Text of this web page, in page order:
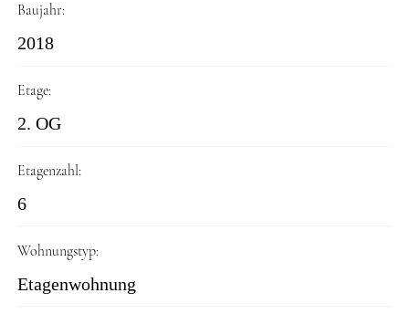
Baujahr:
2018
Etage:
2. OG
Etagenzahl:
6
Wohnungstyp:
Etagenwohnung